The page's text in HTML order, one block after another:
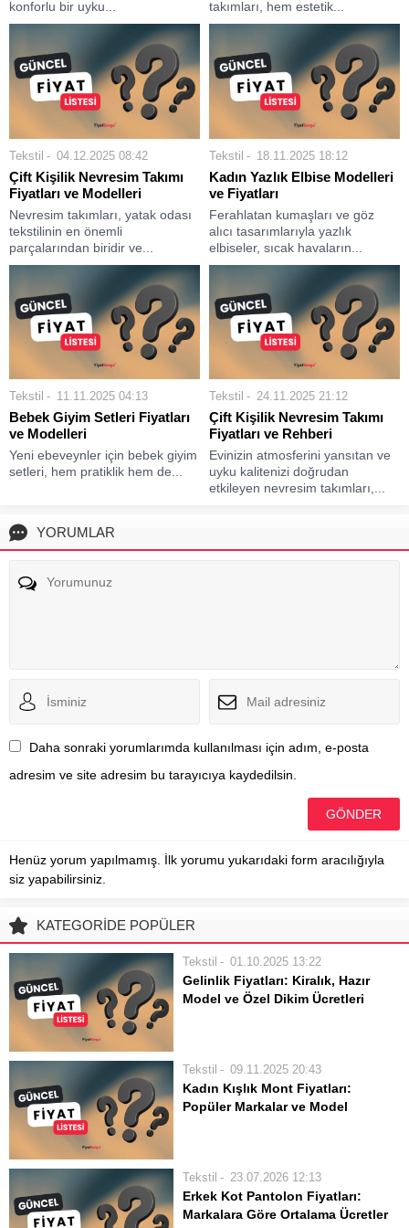
konforlu bir uyku... takımları, hem estetik...
Tekstil 04.12.2025 08:42
Çift Kişilik Nevresim Takımı
Fiyatları ve Modelleri
Nevresim takımları, yatak odası
tekstilinin en önemli
parçalarından biridir ve...
Tekstil 18.11.2025 18:12
Kadın Yazlık Elbise Modelleri
ve Fiyatları
Ferahlatan kumaşları ve göz
alıcı tasarımlarıyla yazlık
elbiseler, sıcak havaların...
Tekstil 11.11.2025 04:13
Bebek Giyim Setleri Fiyatları
ve Modelleri
Yeni ebeveynler için bebek giyim
setleri, hem pratiklik hem de...
Tekstil 24.11.2025 21:12
Çift Kişilik Nevresim Takımı
Fiyatları ve Rehberi
Evinizin atmosferini yansıtan ve
uyku kalitenizi doğrudan
etkileyen nevresim takımları,...
YORUMLAR
Daha sonraki yorumlarımda kullanılması için adım, e-posta
adresim ve site adresim bu tarayıcıya kaydedilsin.
Henüz yorum yapılmamış. İlk yorumu yukarıdaki form aracılığıyla
siz yapabilirsiniz.
KATEGORİDE POPÜLER
Tekstil 01.10.2025 13:22
Gelinlik Fiyatları: Kiralık, Hazır
Model ve Özel Dikim Ücretleri
de şüphesiz gelinlik seçimidir. Her
gelin adayının hayallerini süsleyen bu
özel kıyafetin maliyeti ise, seçilen
Tekstil 09.11.2025 20:43
Kadın Kışlık Mont Fiyatları:
Popüler Markalar ve Model
havalarda hem sıcak tutan hem de
şıklığı tamamlayan önemli giyim
parçalarıdır. Her yıl değişen trendler
Tekstil 23.07.2026 12:13
Erkek Kot Pantolon Fiyatları:
Markalara Göre Ortalama Ücretler